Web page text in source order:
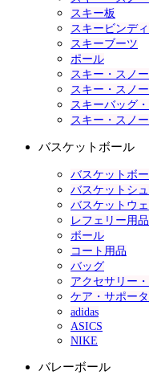
スキー板
スキービンデ
スキーブーツ
ポール
スキー・スノ
スキー・スノ
スキーバッグ
スキー・スノ
バスケットボール
バスケットボ
バスケットシ
バスケットウ
レフェリー用品
ボール
コート用品
バッグ
アクセサリー
ケア・サポー
adidas
ASICS
NIKE
バレーボール